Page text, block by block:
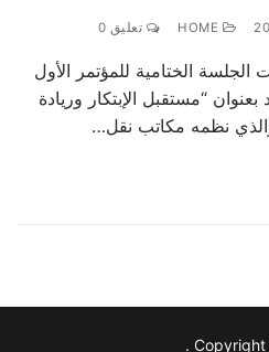
تعليق 0
الختامية للمؤتمر الأول
“مستقبل الإبتكار وريادة
والذي نظمه مكاتب نقل…
Copyright